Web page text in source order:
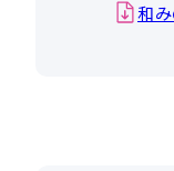
和